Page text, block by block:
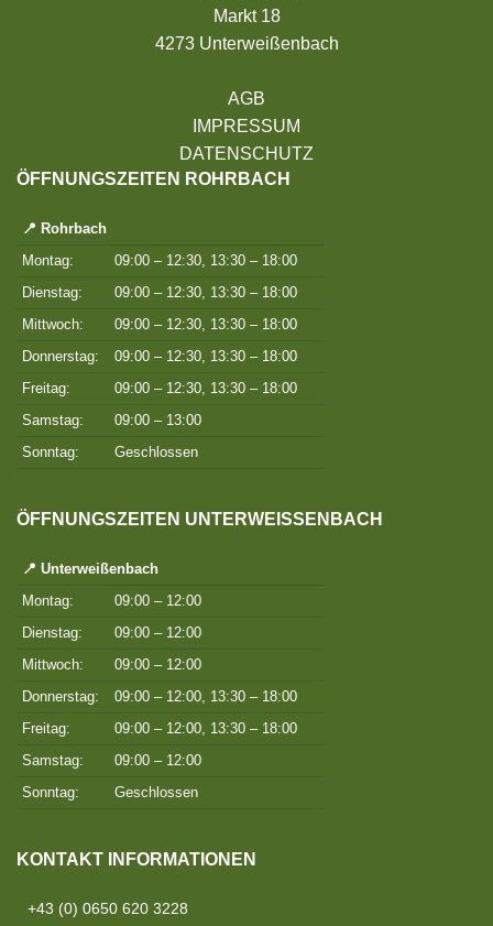
Markt 18
4273 Unterweißenbach
AGB
IMPRESSUM
DATENSCHUTZ
ÖFFNUNGSZEITEN ROHRBACH
📍 Rohrbach
Montag:
09:00 – 12:30, 13:30 – 18:00
Dienstag:
09:00 – 12:30, 13:30 – 18:00
Mittwoch:
09:00 – 12:30, 13:30 – 18:00
Donnerstag:
09:00 – 12:30, 13:30 – 18:00
Freitag:
09:00 – 12:30, 13:30 – 18:00
Samstag:
09:00 – 13:00
Sonntag:
Geschlossen
ÖFFNUNGSZEITEN UNTERWEISSENBACH
📍 Unterweißenbach
Montag:
09:00 – 12:00
Dienstag:
09:00 – 12:00
Mittwoch:
09:00 – 12:00
Donnerstag:
09:00 – 12:00, 13:30 – 18:00
Freitag:
09:00 – 12:00, 13:30 – 18:00
Samstag:
09:00 – 12:00
Sonntag:
Geschlossen
KONTAKT INFORMATIONEN
+43 (0) 0650 620 3228